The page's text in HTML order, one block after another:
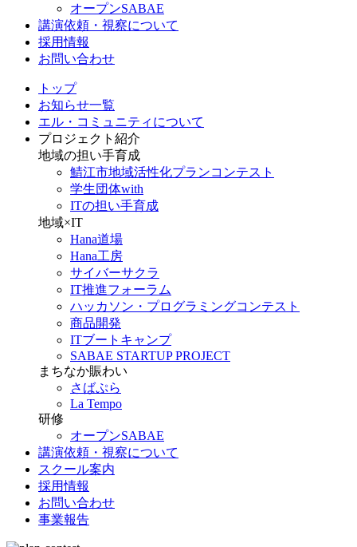
オープンSABAE
講演依頼・視察について
採用情報
お問い合わせ
トップ
お知らせ一覧
エル・コミュニティについて
プロジェクト紹介
地域の担い手育成
鯖江市地域活性化プランコンテスト
学生団体with
ITの担い手育成
地域×IT
Hana道場
Hana工房
サイバーサクラ
IT推進フォーラム
ハッカソン・プログラミングコンテスト
商品開発
ITブートキャンプ
SABAE STARTUP PROJECT
まちなか賑わい
さばぷら
La Tempo
研修
オープンSABAE
講演依頼・視察について
スクール案内
採用情報
お問い合わせ
事業報告